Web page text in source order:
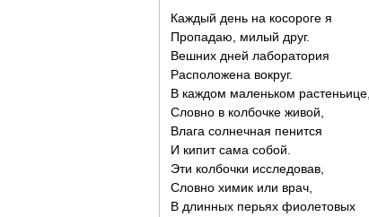
Каждый день на косороге я
Пропадаю, милый друг.
Вешних дней лаборатория
Расположена вокруг.
В каждом маленьком растеньице,
Словно в колбочке живой,
Влага солнечная пенится
И кипит сама собой.
Эти колбочки исследовав,
Словно химик или врач,
В длинных перьях фиолетовых